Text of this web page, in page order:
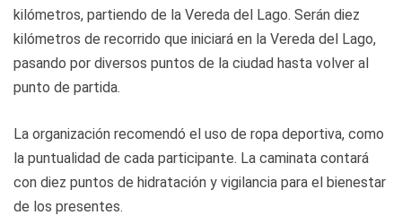
kilómetros, partiendo de la Vereda del Lago. Serán diez
kilómetros de recorrido que iniciará en la Vereda del Lago,
pasando por diversos puntos de la ciudad hasta volver al
punto de partida.
La organización recomendó el uso de ropa deportiva, como
la puntualidad de cada participante. La caminata contará
con diez puntos de hidratación y vigilancia para el bienestar
de los presentes.